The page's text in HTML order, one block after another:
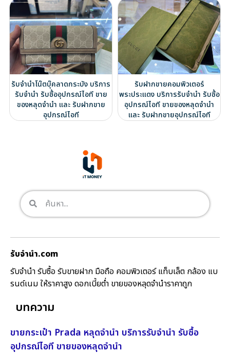
รับจำนำโน๊ตบุ๊คลาดกระบัง บริการ
รับจำนำ รับซื้ออุปกรณ์ไอที ขาย
ของหลุดจำนำ และ รับฝากขาย
อุปกรณ์ไอที
รับฝากขายคอมพิวเตอร์
พระประแดง บริการรับจำนำ รับซื้อ
อุปกรณ์ไอที ขายของหลุดจำนำ
และ รับฝากขายอุปกรณ์ไอที
รับจํานํา.com
รับจำนำ รับซื้อ รับขายฝาก มือถือ คอมพิวเตอร์ แท็บเล็ต กล้อง แบ
รนด์เนม ให้ราคาสูง ดอกเบี้ยต่ำ ขายของหลุดจำนำราคาถูก
บทความ
ขายกระเป๋า Prada หลุดจำนำ บริการรับจำนำ รับซื้อ
อุปกรณ์ไอที ขายของหลุดจำนำ